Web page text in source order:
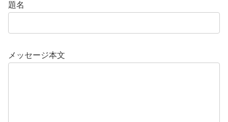
題名
メッセージ本文